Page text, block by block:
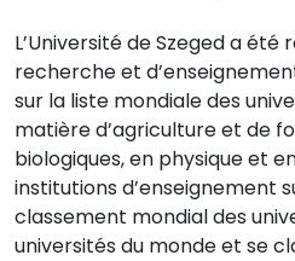
L’Université de Szeged a
recherche et
sur la liste mondiale des
matière d’agriculture et de
biologiques, en physique et
institutions d’enseignement
classement mondial des
universités du monde et se